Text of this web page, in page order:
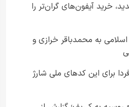
خرید آیفون‌های گران‌تر را
به محمدباقر خرازی و
مرداد ۱۴۰۵ از فردا برای این کدهای ملی شارژ